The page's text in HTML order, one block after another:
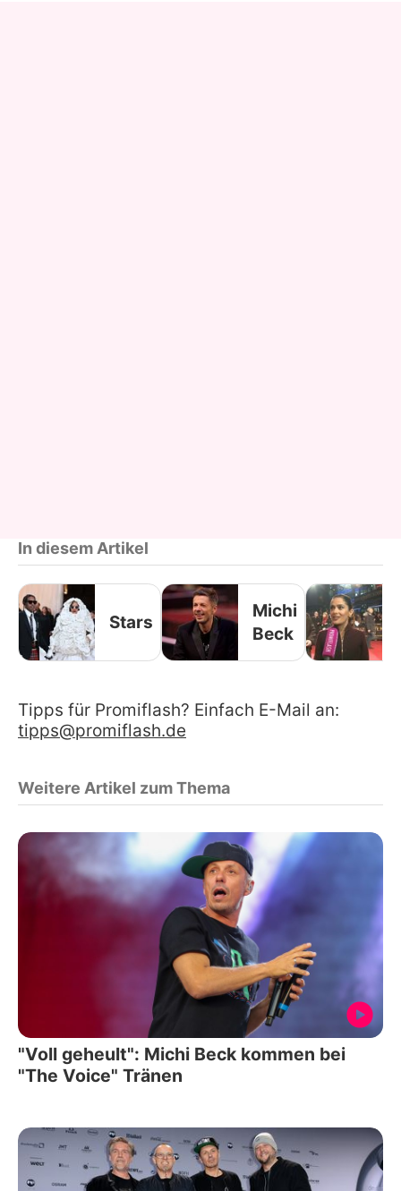
In diesem Artikel
Stars
Michi
Beck
Tipps für Promiflash? Einfach E-Mail an:
tipps@promiflash.de
Weitere Artikel zum Thema
"Voll geheult": Michi Beck kommen bei
"The Voice" Tränen